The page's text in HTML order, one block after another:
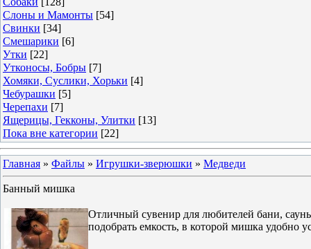
Слоны и Мамонты [54]
Свинки [34]
Смешарики [6]
Утки [22]
Утконосы, Бобры [7]
Хомяки, Суслики, Хорьки [4]
Чебурашки [5]
Черепахи [7]
Ящерицы, Гекконы, Улитки [13]
Пока вне категории [22]
Главная » Файлы » Игрушки-зверюшки » Медведи
Банный мишка
Отличный сувенир для любителей бани,
подобрать емкость, в которой мишка удобно